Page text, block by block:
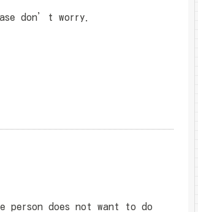
don’t worry.
person does not want to do